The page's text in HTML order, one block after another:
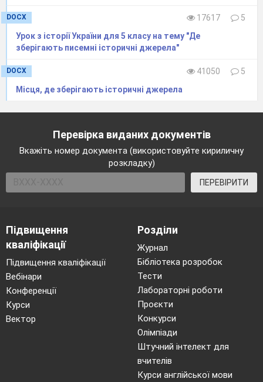
DOCX 17617
5
Урок з історії України для 5 класу на тему "Де
зберігають писемні історичні джерела"
DOCX 41050
5
Місця, де зберігають історичні джерела
Перевірка виданих документів
Вкажіть номер документа (використовуйте кириличну
розкладку)
ПЕРЕВІРИТИ
Підвищення
кваліфікації
Підвищення кваліфікації
Вебінари
Конференції
Курси
Вектор
Розділи
Журнал
Бібліотека розробок
Тести
Лабораторні роботи
Проєкти
Конкурси
Олімпіади
Штучний інтелект для
вчителів
Курси англійської мови